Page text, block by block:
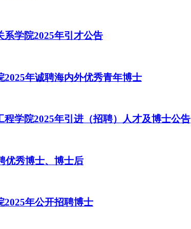
学院2025年引才公告
年诚聘海内外优秀青年博士
学院2025年引进（招聘）人才及博士公告
优秀博士、博士后
2025年公开招聘博士